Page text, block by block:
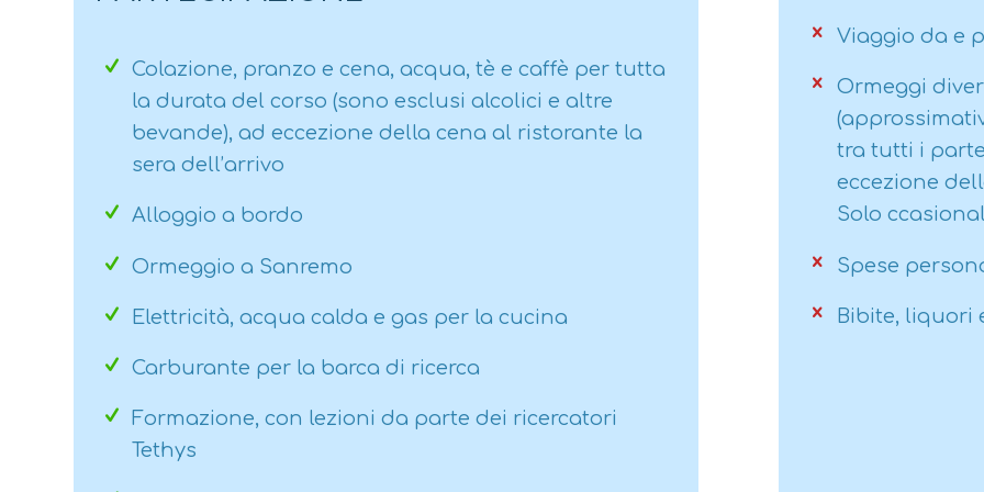
18 anni. I
tra 13 e 15 anni
di
età
possono
caso per caso
Colazione, pranzo e cena, acqua, tè e caffè per tutta
la durata del corso (sono esclusi alcolici e altre
bevande), ad eccezione della cena al ristorante la
sera dell’arrivo
Alloggio a bordo
Ormeggio a Sanremo
Elettricità, acqua calda e gas per la cucina
Carburante per la barca di ricerca
Formazione, con lezioni da parte dei ricercatori
Tethys
Viaggio da e
Ormeggi
tra tutti i
eccezione
Solo
Spese
Bibite, liquori